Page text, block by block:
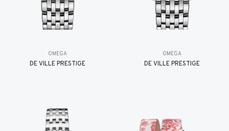
OMEGA
DE VILLE PRESTIGE
OMEGA
DE VILLE PRESTIGE